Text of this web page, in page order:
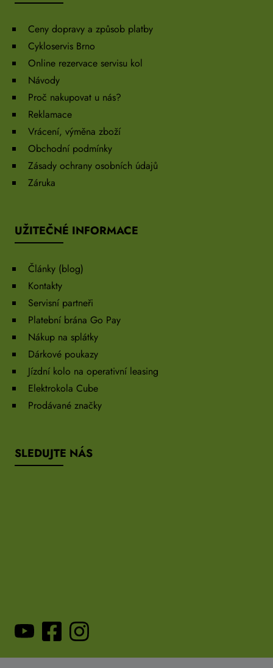
Ceny dopravy a způsob platby
Cykloservis Brno
Online rezervace servisu kol
Návody
Proč nakupovat u nás?
Reklamace
Vrácení, výměna zboží
Obchodní podmínky
Zásady ochrany osobních údajů
Záruka
UŽITEČNÉ INFORMACE
Články (blog)
Kontakty
Servisní partneři
Platební brána Go Pay
Nákup na splátky
Dárkové poukazy
Jízdní kolo na operativní leasing
Elektrokola Cube
Prodávané značky
SLEDUJTE NÁS